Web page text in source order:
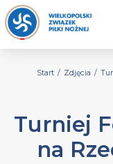
Start / Zdjęcia /
Turniej
na